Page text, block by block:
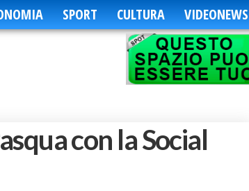
SPORT CULTURA VIDEONEWS
con la Social